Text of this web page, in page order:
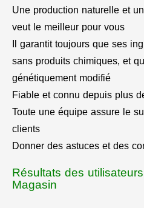
Une production naturelle et
veut le meilleur pour vous
Il garantit toujours que ses
sans produits chimiques, et
génétiquement modifié
Fiable et connu depuis plus
Toute une équipe assure le
clients
Donner des astuces et des
Résultats des
Magasin